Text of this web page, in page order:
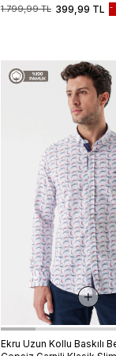
Fit Dar Kesim Gömlek
1004230229
399,99 TL
1.799,99 TL
Ekru Uzun Kollu Baskılı